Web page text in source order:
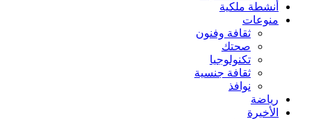
أنشطة ملكية
منوعات
ثقافة وفنون
صحتك
تكنولوجيا
ثقافة جنسية
نوافذ
رياضة
الأخيرة